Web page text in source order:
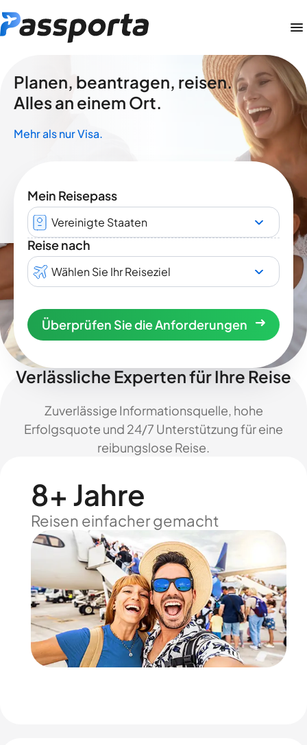
Planen, beantragen, reisen.
Alles an einem Ort.
Mehr als nur Visa.
Mein Reisepass
Vereinigte Staaten
Reise nach
Wählen Sie Ihr Reiseziel
Überprüfen Sie die Anforderungen
Verlässliche Experten für Ihre Reise
Zuverlässige Informationsquelle, hohe
Erfolgsquote und 24/7 Unterstützung für eine
reibungslose Reise.
8+ Jahre
Reisen einfacher gemacht